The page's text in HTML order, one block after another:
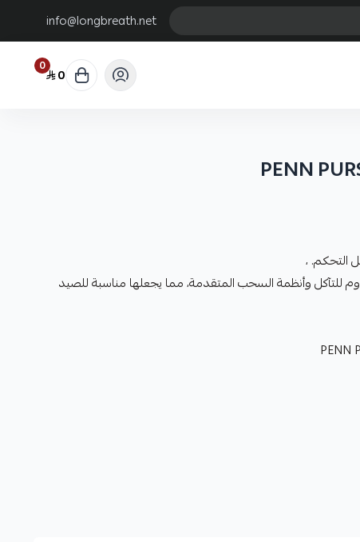
info@longbreath.net
0 0
PENN
،
للتآكل وأنظمة السحب المتقدمة، مما يجعلها مناسبة للصيد
PENN